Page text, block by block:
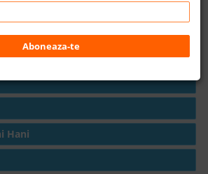
50m
Hani
Aboneaza-te